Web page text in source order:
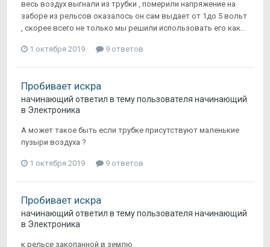
весь воздух выгнали из трубки , померили напряжение на
заборе из рельсов оказалось он сам выдает от 1до 5 вольт
, скорее всего не только мы решили использовать его как...
1 октября 2019 9 ответов
Пробивает искра
начинающий ответил в тему пользователя начинающий
в Электроника
А может такое быть если трубке присутствуют маленькие
пузыри воздуха ?
1 октября 2019 9 ответов
Пробивает искра
начинающий ответил в тему пользователя начинающий
в Электроника
к рельсе закопанной в землю